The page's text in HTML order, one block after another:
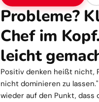
Probleme?
Chef im
leicht
Positiv denken heißt nicht,
nicht dominieren zu
wieder auf den Punkt,